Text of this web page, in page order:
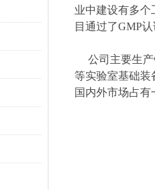
业中建设有多
目通过了GMP
公司主要生产
等实验室基础装
国内外市场占